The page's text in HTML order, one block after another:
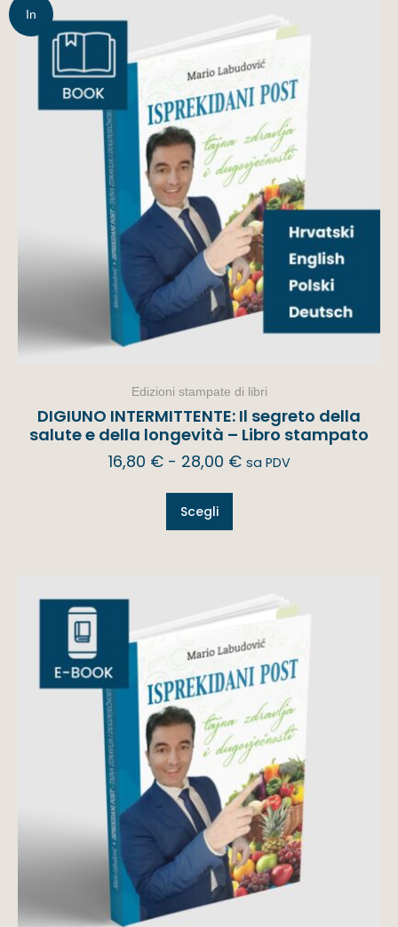
In
Edizioni stampate di libri
DIGIUNO INTERMITTENTE: Il segreto della
salute e della longevità – Libro stampato
16,80 € - 28,00 € sa PDV
Scegli